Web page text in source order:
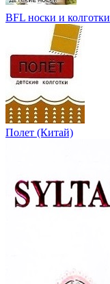
BFL носки и колготки
Полет (Китай)